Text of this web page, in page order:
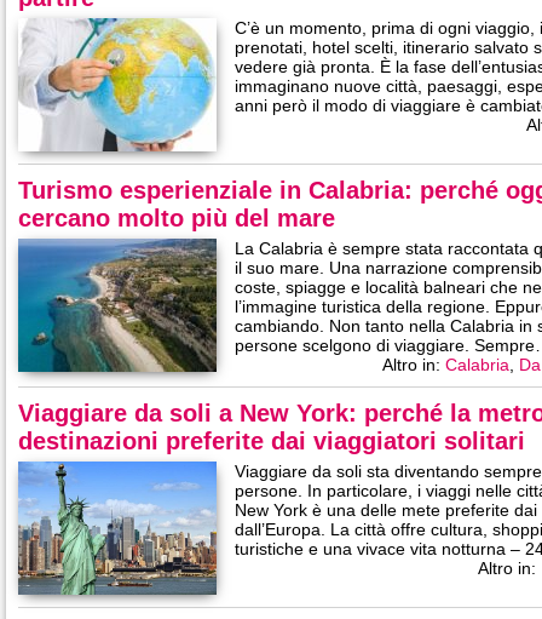
C’è un momento, prima di ogni
prenotati, hotel scelti, itinerario salvato
vedere già pronta. È la fase
immaginano nuove città, paesaggi,
anni però il modo di viaggiare è
Turismo esperienziale in Calabria: perché
cercano molto più del mare
La Calabria è sempre stata raccontata
il suo mare. Una narrazione
coste, spiagge e località balneari che
l’immagine turistica della regione.
cambiando. Non tanto nella Calabria in
persone scelgono di viaggiare.
Altro in: Calabria
Viaggiare da soli a New York: perché la
destinazioni preferite dai viaggiatori solitari
Viaggiare da soli sta diventando
persone. In particolare, i viaggi nelle
New York è una delle mete preferite
dall’Europa. La città offre cultura,
turistiche e una vivace vita notturna –
Altro in: